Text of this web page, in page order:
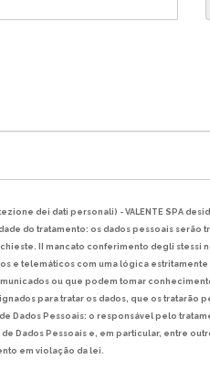
dei dati personali) - VALENTE SPA
do tratamento: os dados pessoais
II mancato conferimento degli stessi
e telemáticos com uma lógica
ou que podem tomar
para tratar os dados, que os
Pessoais: o responsável pelo
Dados Pessoais e, em particular, entre
em violação da lei.